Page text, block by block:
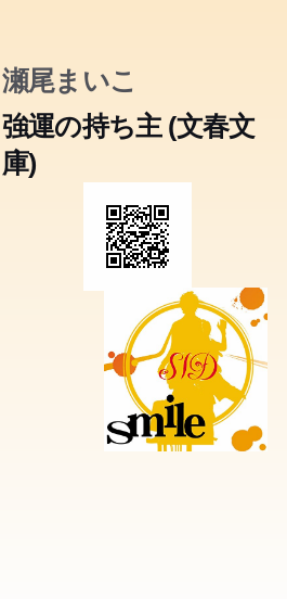
瀬尾まいこ
強運の持ち主 (文春文
庫)